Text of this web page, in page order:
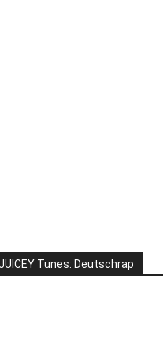
Tunes: Deutschrap